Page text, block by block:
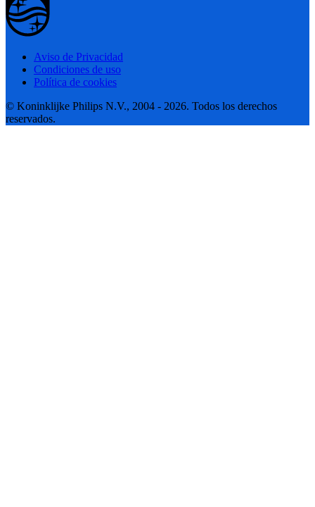
Aviso de Privacidad
Condiciones de uso
Política de cookies
© Koninklijke Philips N.V., 2004 - 2026. Todos los derechos
reservados.